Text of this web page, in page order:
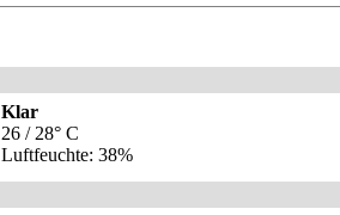
Klar
26 / 28° C
Luftfeuchte: 38%